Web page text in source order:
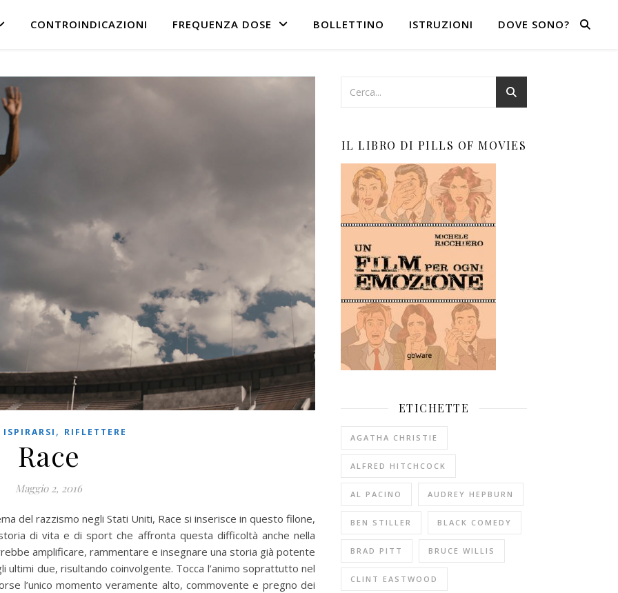
CONTROINDICAZIONI FREQUENZA DOSE BOLLETTINO ISTRUZIONI DOVE SONO?
ISPIRARSI , RIFLETTERE
Race
Maggio 2, 2016
del razzismo negli Stati Uniti, Race si inserisce in questo filone,
di vita e di sport che affronta questa difficoltà anche nella
amplificare, rammentare e insegnare una storia già potente
due, risultando coinvolgente. Tocca l’animo soprattutto nel
l’unico momento veramente alto, commovente e pregno dei
IL LIBRO DI PILLS OF MOVIES
ETICHETTE
AGATHA CHRISTIE
ALFRED HITCHCOCK
AL PACINO AUDREY HEPBURN
BEN STILLER BLACK COMEDY
BRAD PITT BRUCE WILLIS
CLINT EASTWOOD